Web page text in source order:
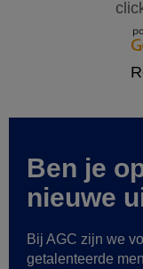
Ben je
nieuwe
Bij AGC zijn we
getalenteerde